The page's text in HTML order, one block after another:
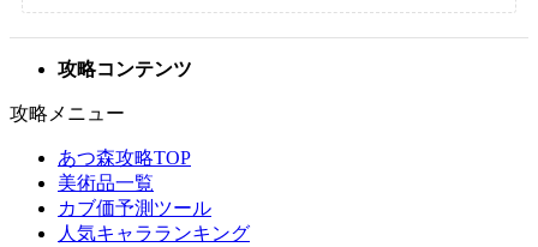
攻略コンテンツ
攻略メニュー
あつ森攻略TOP
美術品一覧
カブ価予測ツール
人気キャラランキング